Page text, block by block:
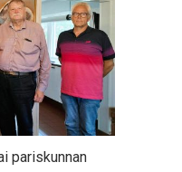
pariskunnan